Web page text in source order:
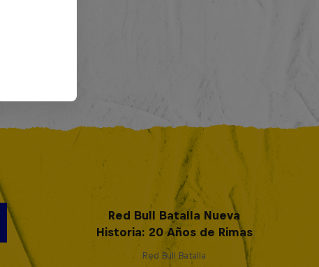
Red Bull Batalla Nueva
Historia: 20 Años de Rimas
Red Bull Batalla